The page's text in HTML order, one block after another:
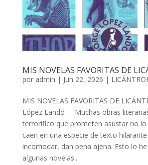
MIS NOVELAS FAVORITAS DE
por admin | Jun 22, 2026 |
MIS NOVELAS FAVORITAS DE
López Landó Muchas obras
terrorífico que prometen asustar no
caen en una especie de texto
incomodar, dan pena ajena. Esto lo
algunas novelas...